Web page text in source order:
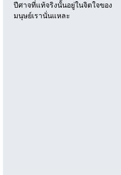
ปีศาจที่แท้จริงนั้นอยู่ในจิตใจของ
มนุษย์เรานั่นแหละ